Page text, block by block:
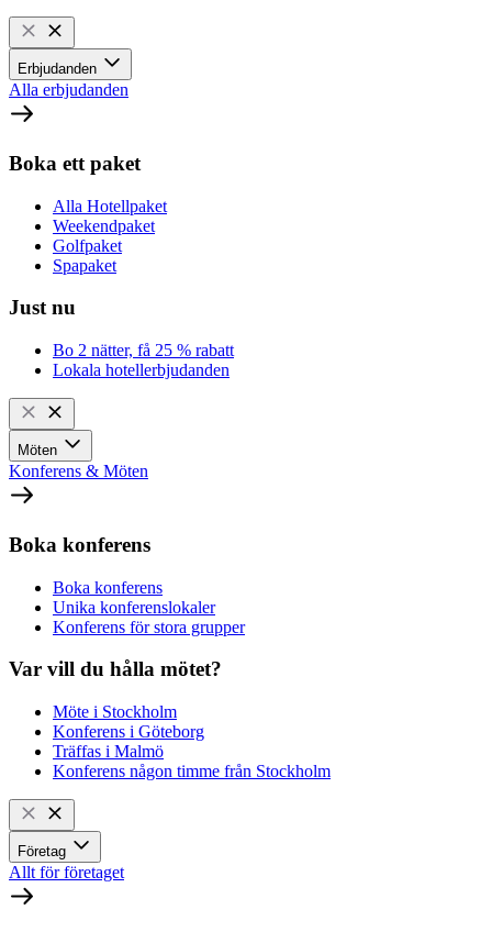
Erbjudanden
Alla erbjudanden
Boka ett paket
Alla Hotellpaket
Weekendpaket
Golfpaket
Spapaket
Just nu
Bo 2 nätter, få 25 % rabatt
Lokala hotellerbjudanden
Möten
Konferens & Möten
Boka konferens
Boka konferens
Unika konferenslokaler
Konferens för stora grupper
Var vill du hålla mötet?
Möte i Stockholm
Konferens i Göteborg
Träffas i Malmö
Konferens någon timme från Stockholm
Företag
Allt för företaget